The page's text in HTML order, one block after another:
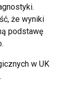
że wyniki
podstawę
w UK
.